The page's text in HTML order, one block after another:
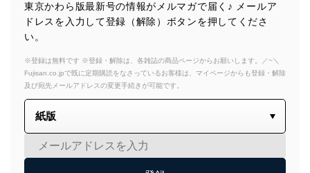
東京かわら版最新号の情報がメルマガで届く♪ メールア
ドレスを入力して登録（解除）ボタンを押してくださ
い。
※登録は無料です ※登録・解除は、各雑誌の商品ページからお願いします。／~＼
Fujisan.co.jpで既に定期購読をなさっているお客様は、マイページからも登録・解除
及び宛先メールアドレスの変更手続きが可能です。